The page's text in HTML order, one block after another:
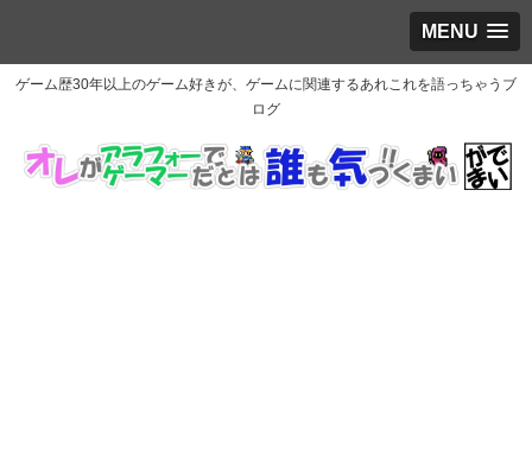
MENU
ゲーム歴30年以上のゲーム好きが、ゲームに関連するあれこれを語っちゃうブ
ログ